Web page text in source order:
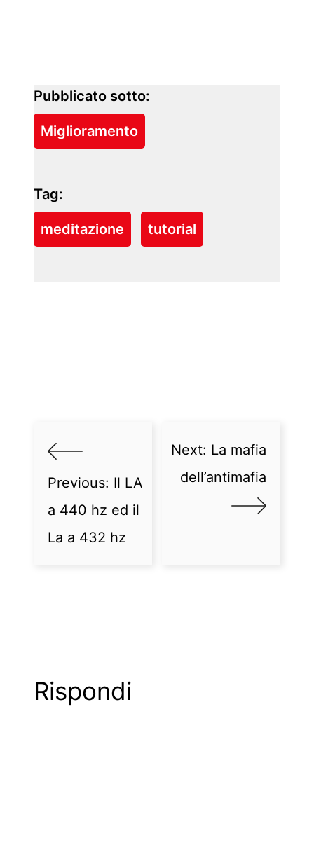
Pubblicato sotto:
Miglioramento
Tag:
meditazione tutorial
Previous: Il LA
a 440 hz ed il
La a 432 hz
Next: La mafia
dell’antimafia
Rispondi